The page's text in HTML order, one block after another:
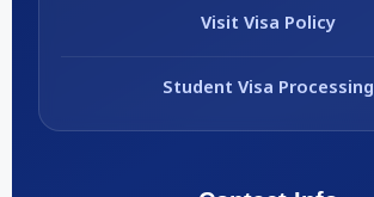
Visit Visa Policy
Student Visa Processing